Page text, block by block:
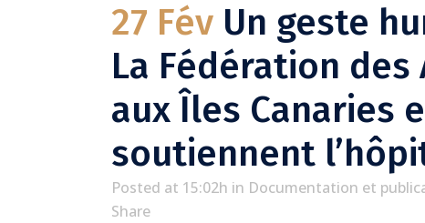
27 Fév Un geste
La Fédération
aux Îles Canaries
soutiennent
Posted at 15:02h in Documentation et
Share